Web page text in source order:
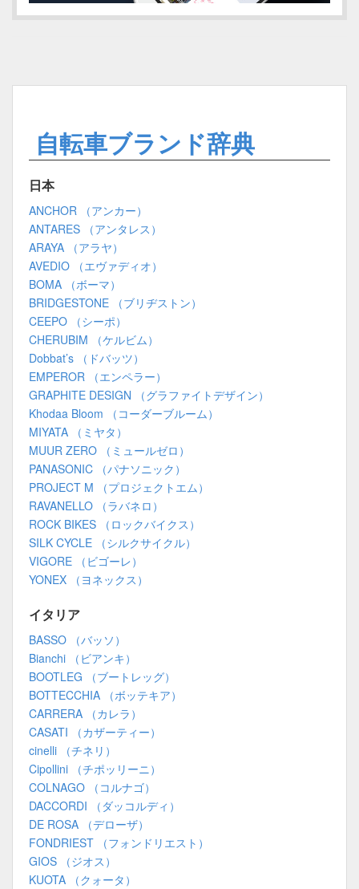
自転車ブランド辞典
日本
ANCHOR （アンカー）
ANTARES （アンタレス）
ARAYA （アラヤ）
AVEDIO （エヴァディオ）
BOMA （ボーマ）
BRIDGESTONE （ブリヂストン）
CEEPO （シーポ）
CHERUBIM （ケルビム）
Dobbat’s （ドバッツ）
EMPEROR （エンペラー）
GRAPHITE DESIGN （グラファイトデザイン）
Khodaa Bloom （コーダーブルーム）
MIYATA （ミヤタ）
MUUR ZERO （ミュールゼロ）
PANASONIC （パナソニック）
PROJECT M （プロジェクトエム）
RAVANELLO （ラバネロ）
ROCK BIKES （ロックバイクス）
SILK CYCLE （シルクサイクル）
VIGORE （ビゴーレ）
YONEX （ヨネックス）
イタリア
BASSO （バッソ）
Bianchi （ビアンキ）
BOOTLEG （ブートレッグ）
BOTTECCHIA （ボッテキア）
CARRERA （カレラ）
CASATI （カザーティー）
cinelli （チネリ）
Cipollini （チポッリーニ）
COLNAGO （コルナゴ）
DACCORDI （ダッコルディ）
DE ROSA （デローザ）
FONDRIEST （フォンドリエスト）
GIOS （ジオス）
KUOTA （クォータ）